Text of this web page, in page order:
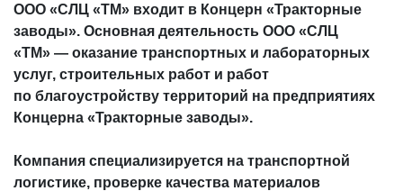
ООО «CЛЦ «ТМ» входит в Концерн «Тракторные
заводы». Основная деятельность ООО «СЛЦ
«ТМ» — оказание транспортных и лабораторных
услуг, строительных работ и работ
по благоустройству территорий на предприятиях
Концерна «Тракторные заводы».
Компания специализируется на транспортной
логистике, проверке качества материалов